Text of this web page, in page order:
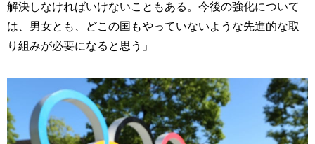
解決しなければいけないこともある。今後の強化について
は、男女とも、どこの国もやっていないような先進的な取
り組みが必要になると思う」